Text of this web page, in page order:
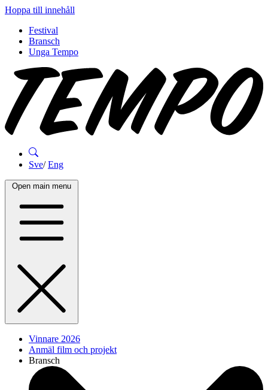
Hoppa till innehåll
Festival
Bransch
Unga Tempo
Sve/Eng
Open main menu
Vinnare 2026
Anmäl film och projekt
Bransch